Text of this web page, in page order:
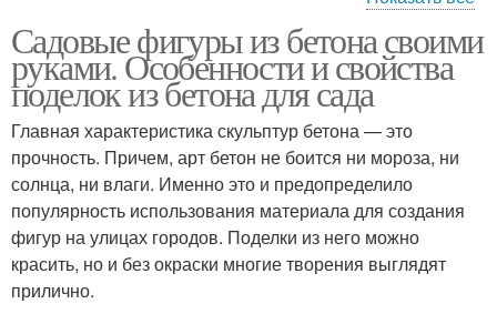
Садовые фигурки
Садовые фигуры из бетона своими
руками. Особенности и свойства
поделок из бетона для сада
Главная характеристика скульптур бетона — это
прочность. Причем, арт бетон не боится ни мороза, ни
солнца, ни влаги. Именно это и предопределило
популярность использования материала для создания
фигур на улицах городов. Поделки из него можно
красить, но и без окраски многие творения выглядят
прилично.